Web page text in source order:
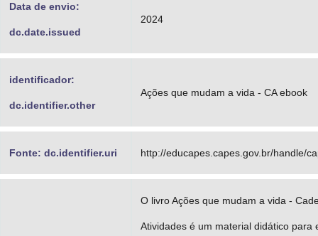
Data de envio:
dc.date.issued
2024
identificador:
dc.identifier.other
Ações que mudam a vida - CA ebook
Fonte: dc.identifier.uri http://educapes.capes.gov.br/handle/
O livro Ações que mudam a vida -
Atividades é um material didático para